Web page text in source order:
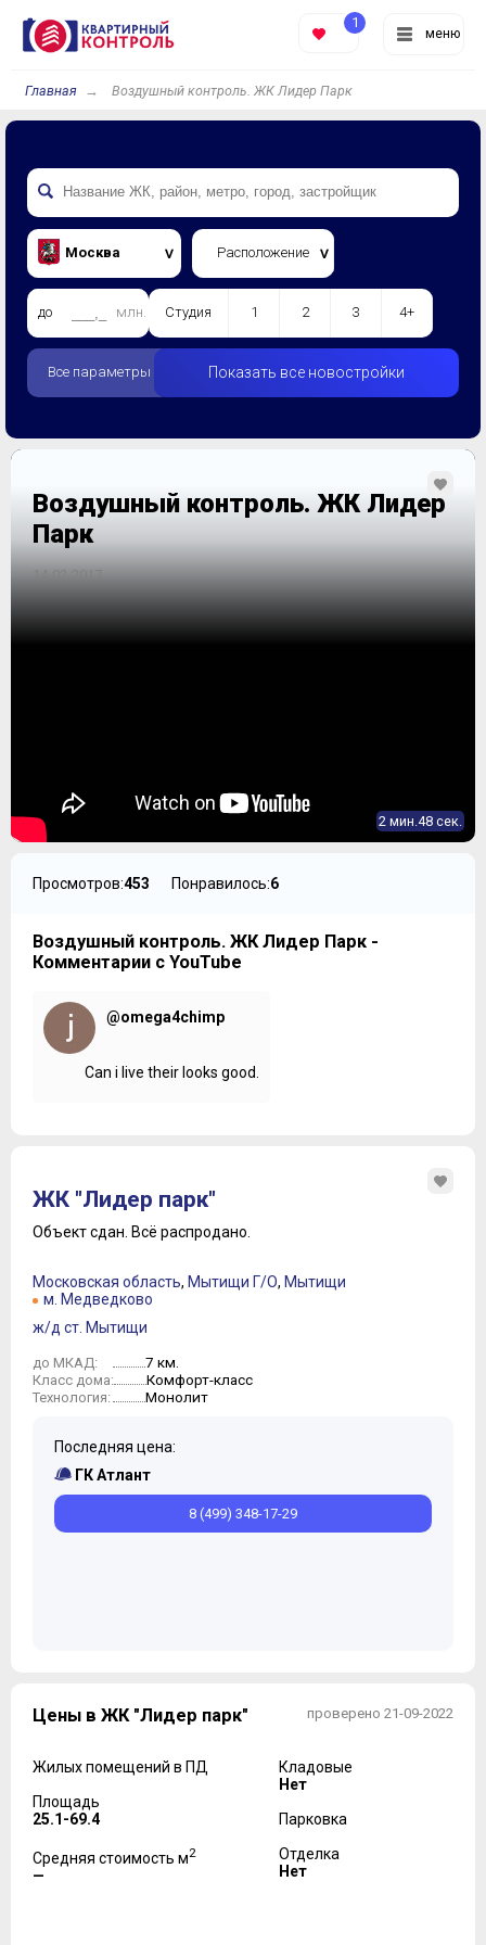
меню
1
Главная Воздушный контроль. ЖК Лидер Парк
Москва Расположение
до млн. Студия 1 2 3 4+
Все параметры Показать все новостройки
Воздушный контроль. ЖК Лидер
Парк
2 мин.48 сек.
Просмотров:453 Понравилось:6
Воздушный контроль. ЖК Лидер Парк -
Комментарии с YouTube
@omega4chimp
Can i live their looks good.
ЖК "Лидер парк"
Объект сдан. Всё распродано.
Московская область, Мытищи Г/О, Мытищи
м. Медведково
ж/д ст. Мытищи
до МКАД: 7 км.
Класс дома: Комфорт-класс
Технология: Монолит
Последняя цена:
ГК Атлант
8 (499) 348-17-29
проверено 21-09-2022
Цены в ЖК "Лидер парк"
Жилых помещений в ПД
Площадь
25.1-69.4
Средняя стоимость м2
—
Кладовые
Нет
Парковка
Отделка
Нет